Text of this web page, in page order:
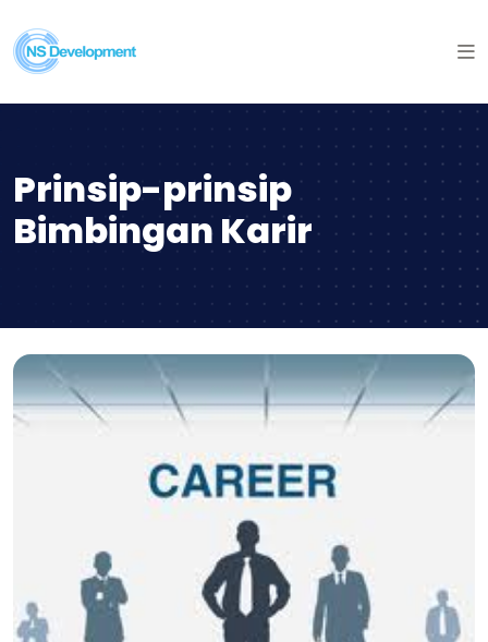
Prinsip-prinsip
Bimbingan Karir